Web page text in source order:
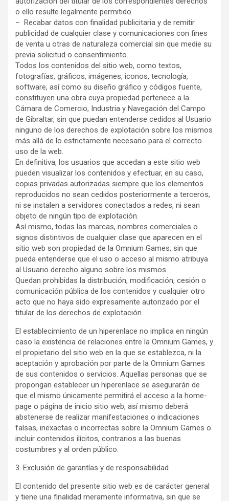
o ello resulte legalmente permitido
– Recabar datos con finalidad publicitaria y de remitir
publicidad de cualquier clase y comunicaciones con fines
de venta u otras de naturaleza comercial sin que medie su
previa solicitud o consentimiento.
Todos los contenidos del sitio web, como textos,
fotografías, gráficos, imágenes, iconos, tecnología,
software, así como su diseño gráfico y códigos fuente,
constituyen una obra cuya propiedad pertenece a la
Cámara de Comercio, Industria y Navegación del Campo
de Gibraltar, sin que puedan entenderse cedidos al Usuario
ninguno de los derechos de explotación sobre los mismos
más allá de lo estrictamente necesario para el correcto
uso de la web.
En definitiva, los usuarios que accedan a este sitio web
pueden visualizar los contenidos y efectuar, en su caso,
copias privadas autorizadas siempre que los elementos
reproducidos no sean cedidos posteriormente a terceros,
ni se instalen a servidores conectados a redes, ni sean
objeto de ningún tipo de explotación.
Así mismo, todas las marcas, nombres comerciales o
signos distintivos de cualquier clase que aparecen en el
sitio web son propiedad de la Omnium Games, sin que
pueda entenderse que el uso o acceso al mismo atribuya
al Usuario derecho alguno sobre los mismos.
Quedan prohibidas la distribución, modificación, cesión o
comunicación pública de los contenidos y cualquier otro
acto que no haya sido expresamente autorizado por el
titular de los derechos de explotación
El establecimiento de un hiperenlace no implica en ningún
caso la existencia de relaciones entre la Omnium Games, y
el propietario del sitio web en la que se establezca, ni la
aceptación y aprobación por parte de la Omnium Games
de sus contenidos o servicios. Aquellas personas que se
propongan establecer un hiperenlace se asegurarán de
que el mismo únicamente permitirá el acceso a la home-
page o página de inicio sitio web, así mismo deberá
abstenerse de realizar manifestaciones o indicaciones
falsas, inexactas o incorrectas sobre la Omnium Games o
incluir contenidos ilícitos, contrarios a las buenas
costumbres y al orden público.
3. Exclusión de garantías y de responsabilidad
El contenido del presente sitio web es de carácter general
y tiene una finalidad meramente informativa, sin que se